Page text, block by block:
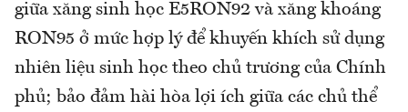
giữa xăng sinh học E5RON92 và xăng khoáng
RON95 ở mức hợp lý để khuyến khích sử dụng
nhiên liệu sinh học theo chủ trương của Chính
phủ; bảo đảm hài hòa lợi ích giữa các chủ thể